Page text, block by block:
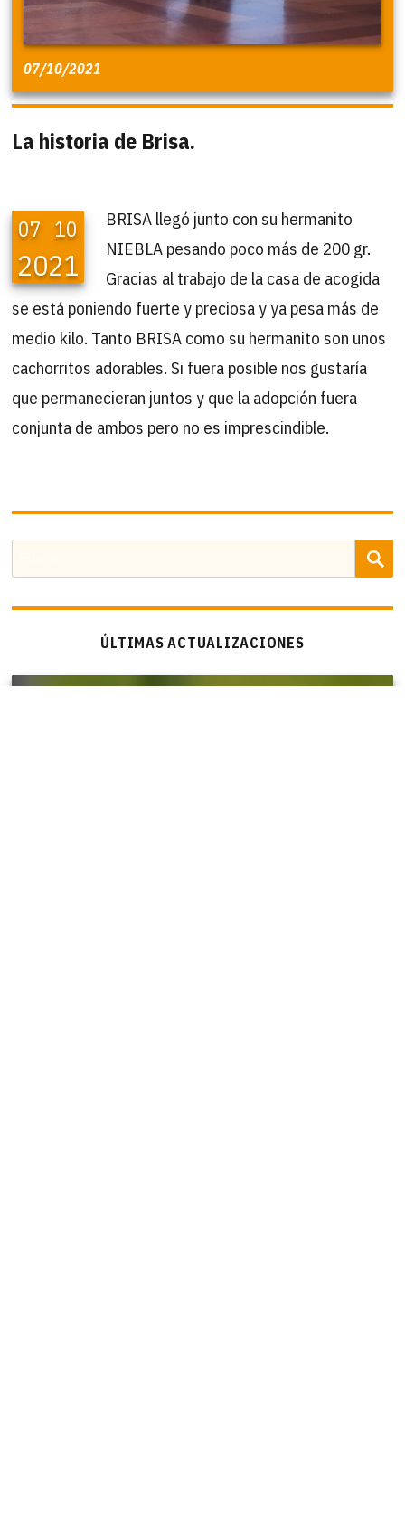
07/10/2021
La historia de Brisa.
07 10
2021
BRISA llegó junto con su hermanito
NIEBLA pesando poco más de 200 gr.
Gracias al trabajo de la casa de acogida
se está poniendo fuerte y preciosa y ya pesa más de
medio kilo. Tanto BRISA como su hermanito son unos
cachorritos adorables. Si fuera posible nos gustaría
que permanecieran juntos y que la adopción fuera
conjunta de ambos pero no es imprescindible.
por:
ÚLTIMAS ACTUALIZACIONES